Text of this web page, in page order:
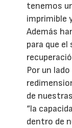
tenemos
imprimible
Además
para que
Por un
de
“la
dentro de